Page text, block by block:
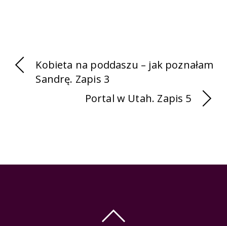
Kobieta na poddaszu – jak poznałam
Sandrę. Zapis 3
Portal w Utah. Zapis 5